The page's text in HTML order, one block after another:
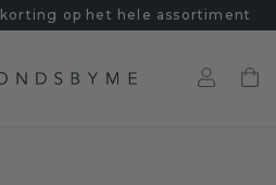
korting op het hele assortiment